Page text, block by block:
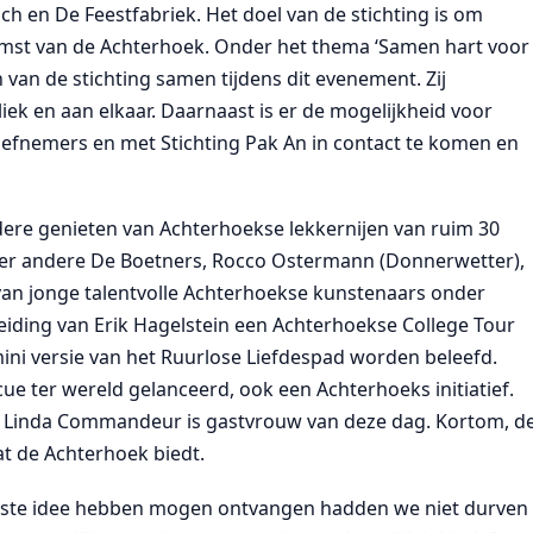
en De Feestfabriek. Het doel van de stichting is om
van de Achterhoek. Onder het thema ‘Samen hart voor
de stichting samen tijdens dit evenement. Zij
en aan elkaar. Daarnaast is er de mogelijkheid voor
en met Stichting Pak An in contact te komen en
genieten van Achterhoekse lekkernijen van ruim 30
andere De Boetners, Rocco Ostermann (Donnerwetter),
jonge talentvolle Achterhoekse kunstenaars onder
van Erik Hagelstein een Achterhoekse College Tour
versie van het Ruurlose Liefdespad worden beleefd.
ter wereld gelanceerd, ook een Achterhoeks initiatief.
Commandeur is gastvrouw van deze dag. Kortom,
de Achterhoek biedt.
idee hebben mogen ontvangen hadden we niet durven